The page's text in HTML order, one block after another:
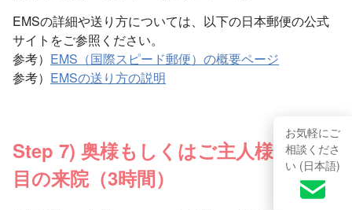
お気軽にご
相談くださ
い (日本語)
EMSの詳細や送り方については、以下の日本郵便の公式
サイトをご参照ください。
参考） EMS（国際スピード郵便）の概要ページ
参考） EMSの送り方の説明
Step 7) 奥様もしくはご主人様：1回
目の来院（3時間）